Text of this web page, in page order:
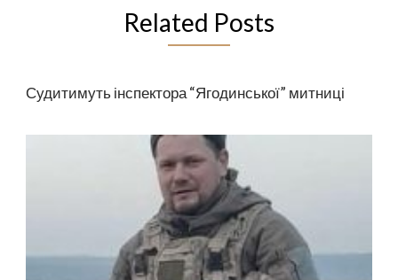
Related Posts
Судитимуть інспектора “Ягодинської” митниці